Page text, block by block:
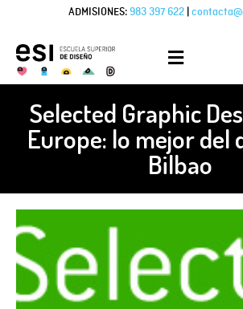
ADMISIONES: 983 397 622
Selected Graphic
Europe: lo mejor del
Bilbao